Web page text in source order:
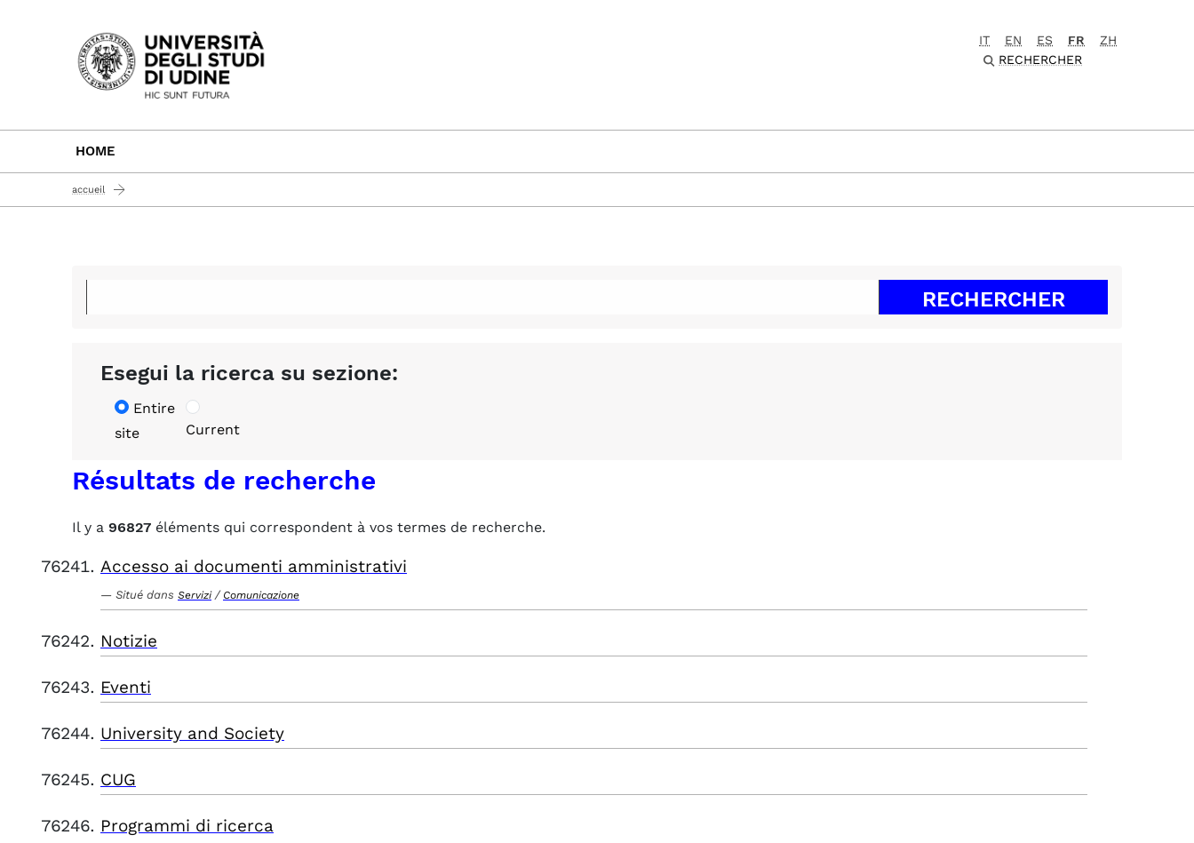
Passa al contenuto principale
IT EN ES FR
ZH
RECHERCHER
HOME
accueil
Esegui la ricerca su sezione:
Entire
site
Current
Résultats de recherche
Il y a 96827 éléments qui correspondent à vos termes de recherche.
Accesso ai documenti amministrativi
Situé dans Servizi / Comunicazione
Notizie
Eventi
University and Society
CUG
Programmi di ricerca